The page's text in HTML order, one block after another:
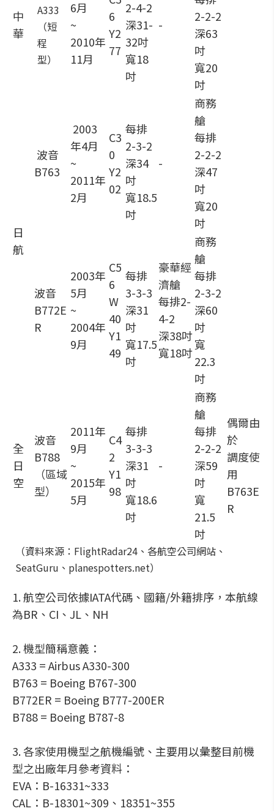
中
華
A333
（短
程
型）
6月
~
2010年
11月
6
Y2
77
2-4-2
深31-
32吋
寬18
吋
-
2-2-2
深63
吋
寬20
吋
日
航
波音
B763
2003
年4月
~
2011年
2月
C3
0
Y2
02
每排
2-3-2
深34
吋
寬18.5
吋
-
商務
艙
每排
2-2-2
深47
吋
寬20
吋
波音
B772E
R
2003年
5月
~
2004年
9月
C5
6
W
40
Y1
49
每排
3-3-3
深31
吋
寬17.5
吋
豪華經
濟艙
每排2-
4-2
深38吋
寬18吋
商務
艙
每排
2-3-2
深60
吋
寬
22.3
吋
全
日
空
波音
B788
（區域
型）
2011年
9月
~
2015年
5月
C4
2
Y1
98
每排
3-3-3
深31
吋
寬18.6
吋
-
商務
艙
每排
2-2-2
深59
吋
寬
21.5
吋
偶爾由
於
調度使
用
B763E
R
（資料來源：FlightRadar24、各航空公司網站、
SeatGuru、planespotters.net）
1. 航空公司依據IATA代碼、國籍/外籍排序，本航線
為BR、CI、JL、NH
2. 機型簡稱意義：
A333 = Airbus A330-300
B763 = Boeing B767-300
B772ER = Boeing B777-200ER
B788 = Boeing B787-8
3. 各家使用機型之航機編號、主要用以彙整目前機
型之出廠年月參考資料：
EVA：B-16331~333
CAL：B-18301~309、18351~355